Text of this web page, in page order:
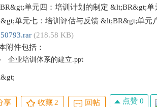
单元四：培训计划的制定 &lt;BR&gt;
单元七：培训评估与反馈 &lt;BR&gt;单元
(218.58 KB)
附件包括：
企业培训体系的建立.ppt
享 收藏 2 回帖 点赞 0